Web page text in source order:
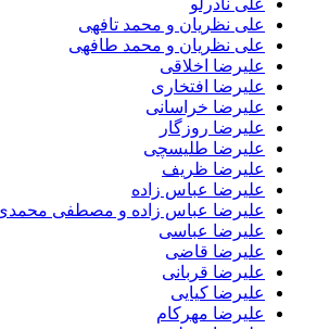
علی نادرلو
علی نظریان و محمد تافهی
علی نظریان و محمد طافهی
علیرضا اخلاقی
علیرضا افتخاری
علیرضا خراسانی
علیرضا روزگار
علیرضا طلیسچی
علیرضا ظریف
علیرضا عباس زاده
علیرضا عباس زاده و مصطفی
علیرضا عباسی
علیرضا قاضی
علیرضا قربانی
علیرضا کیایی
علیرضا مهرکام